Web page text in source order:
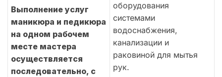
Выполнение услуг
маникюра и педикюра
на одном рабочем
месте мастера
осуществляется
последовательно, с
оборудования
системами
водоснабжения,
канализации и
раковиной для мытья
рук.